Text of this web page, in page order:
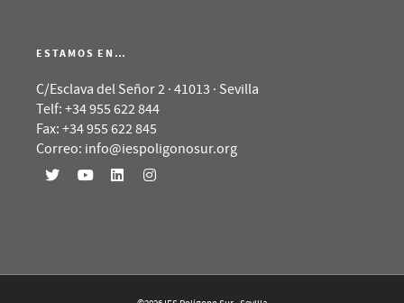
ESTAMOS EN…
C/Esclava del Señor 2 · 41013 · Sevilla
Telf: +34 955 622 844
Fax: +34 955 622 845
Correo: info@iespoligonosur.org